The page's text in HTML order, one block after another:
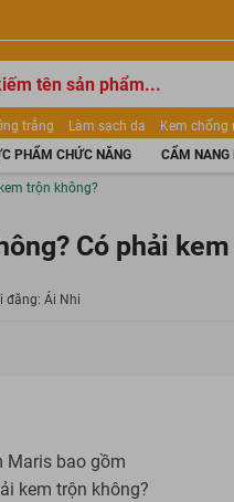
trắng Làm sạch da Kem chống
Kem trang điểm Dưỡng
PHẨM CHỨC NĂNG CẨM
trộn không?
Có phải
đăng: Ái Nhi
Maris bao gồm
kem trộn không?